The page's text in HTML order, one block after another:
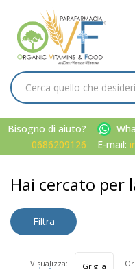
Bisogno di aiuto?
0686209126
E-mail:
Home Marche
Hai cercato per
Filtra
Visualizza: